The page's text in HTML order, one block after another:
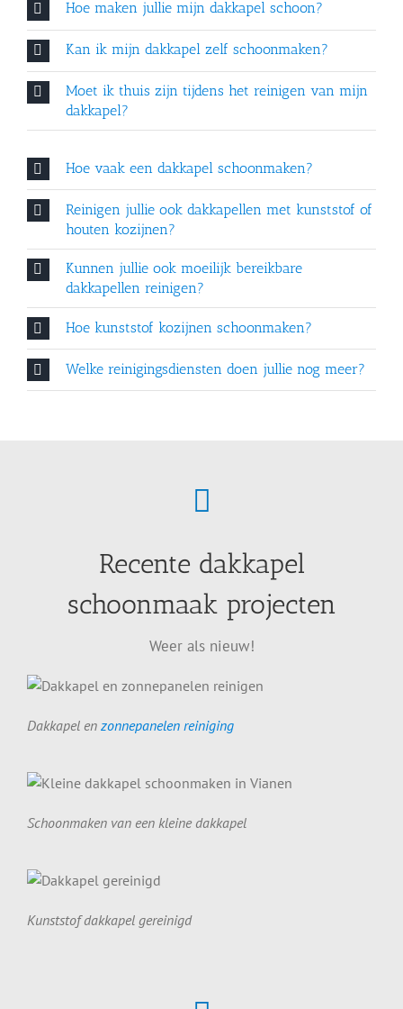
Hoe maken jullie mijn dakkapel schoon?
Kan ik mijn dakkapel zelf schoonmaken?
Moet ik thuis zijn tijdens het reinigen van mijn
dakkapel?
Hoe vaak een dakkapel schoonmaken?
Reinigen jullie ook dakkapellen met kunststof of
houten kozijnen?
Kunnen jullie ook moeilijk bereikbare
dakkapellen reinigen?
Hoe kunststof kozijnen schoonmaken?
Welke reinigingsdiensten doen jullie nog meer?
Recente dakkapel
schoonmaak projecten
Weer als nieuw!
Dakkapel en zonnepanelen reiniging
Schoonmaken van een kleine dakkapel
Kunststof dakkapel gereinigd